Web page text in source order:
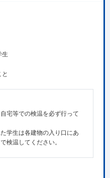
生
宅等での検温を必ず行って
学生は各建物の入り口にあ
検温してください。